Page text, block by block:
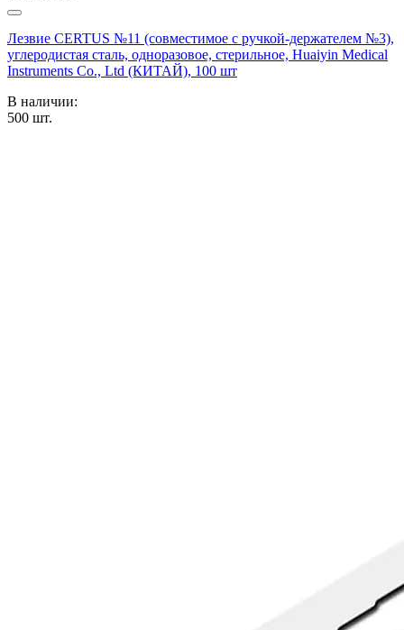
Лезвие CERTUS №11 (совместимое с ручкой-держателем №3),
углеродистая сталь, одноразовое, стерильное, Huaiyin Medical
Instruments Co., Ltd (КИТАЙ), 100 шт
В наличии:
500 шт.